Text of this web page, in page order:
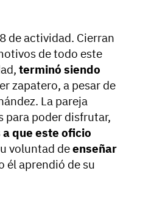
de actividad. Cierran
de todo este
terminó siendo
zapatero, a pesar de
La pareja
para poder disfrutar,
que este oficio
voluntad deenseñar
él aprendió de su